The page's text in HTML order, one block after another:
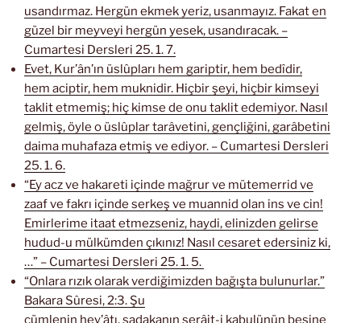
usandırmaz. Hergün ekmek yeriz, usanmayız. Fakat en
güzel bir meyveyi hergün yesek, usandıracak. –
Cumartesi Dersleri 25. 1. 7.
Evet, Kur’ân’ın üslûpları hem gariptir, hem bedîdir,
hem aciptir, hem muknidir. Hiçbir şeyi, hiçbir kimseyi
taklit etmemiş; hiç kimse de onu taklit edemiyor. Nasıl
gelmiş, öyle o üslûplar tarâvetini, gençliğini, garâbetini
daima muhafaza etmiş ve ediyor. – Cumartesi Dersleri
25. 1. 6.
“Ey acz ve hakareti içinde mağrur ve mütemerrid ve
zaaf ve fakrı içinde serkeş ve muannid olan ins ve cin!
Emirlerime itaat etmezseniz, haydi, elinizden gelirse
hudud-u mülkümden çıkınız! Nasıl cesaret edersiniz ki,
…” – Cumartesi Dersleri 25. 1. 5.
“Onlara rızık olarak verdiğimizden bağışta bulunurlar.”
Bakara Sûresi, 2:3. Şu
cümlenin hey’âtı, sadakanın şerâit-i kabulünün beşine